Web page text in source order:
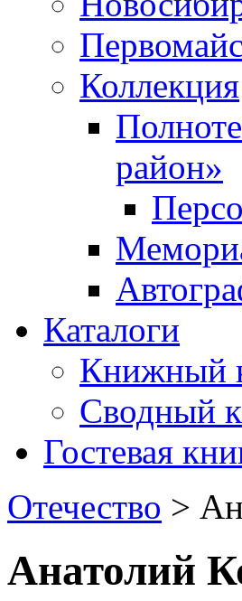
Коллекция
район»
Каталоги
Книжный
Сводный
Гостевая
Отечество >
Анатолий